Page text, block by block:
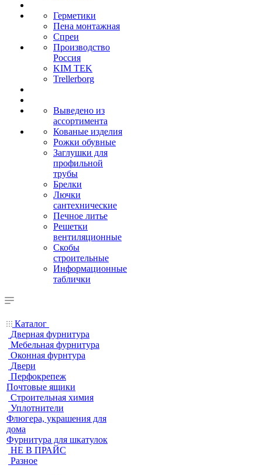
Герметики
Пена монтажная
Спреи
Производство
Россия
KIM TEK
Trellerborg
Выведено из
ассортимента
Кованые изделия
Рожки обувные
Заглушки для
профильной
трубы
Брелки
Лючки
сантехнические
Печное литье
Решетки
вентиляционные
Скобы
строительные
Информационные
таблички
Каталог
Дверная фурнитура
Мебельная фурнитура
Оконная фурнтура
Двери
Перфокрепеж
Почтовые ящики
Строительная химия
Уплотнители
Флюгера, украшения для
дома
Фурнитура для шкатулок
НЕ В ПРАЙС
Разное